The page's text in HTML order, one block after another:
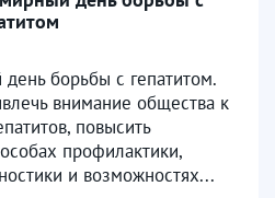
борьбы с гепатитом.
внимание общества к
повысить
профилактики,
и возможностях...